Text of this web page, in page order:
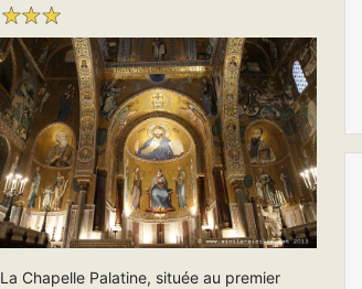
La Chapelle Palatine, située au premier